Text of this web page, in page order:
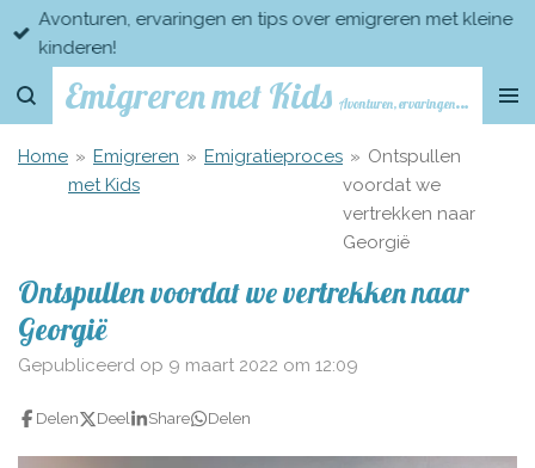
Ga
direct
naar
Emigreren met Kids Avonturen, ervaringen en tips over emigreren met kleine kinderen
Avonturen, ervaringen en tips over emigreren met kleine
kinderen!
Home » Emigreren
met Kids
» Emigratieproces » Ontspullen
voordat we
vertrekken naar
Georgië
Ontspullen voordat we vertrekken naar
Georgië
Gepubliceerd op 9 maart 2022 om 12:09
Delen Deel Share Delen